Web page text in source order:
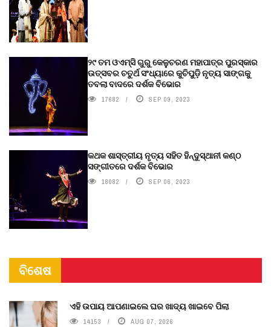
୨୯ ତମ ଓଏମ୍‌ସି ଗୁରୁ କେଳୁଚରଣ ମହାପାତ୍ର ପୁରସ୍କାର
ଉତ୍ସବର ଚତୁର୍ଥ ସଂଧ୍ୟାରେ କୁଚିପୁଡ଼ି ନୃତ୍ୟ ସାଙ୍ଗକୁ
ତବଲା ବାଦରେ ଦର୍ଶକ ବିଭୋର
17682 SEP 09, 2023
କଥକ ଶାସ୍ତ୍ରୀୟ ନୃତ୍ୟ ସହିତ ହିନ୍ଦୁସ୍ଥାନୀ କଣ୍ଠ
ସଙ୍ଗୀତରେ ଦର୍ଶକ ବିଭୋର
18082 SEP 06, 2023
ବିଶେଷ
ଏହି ଉପାୟ ଆପଣାଇଲେ ଘର ଖାଦ୍ୟ ଖାଇବେ ପିଲା
14153 AUG 07, 2026